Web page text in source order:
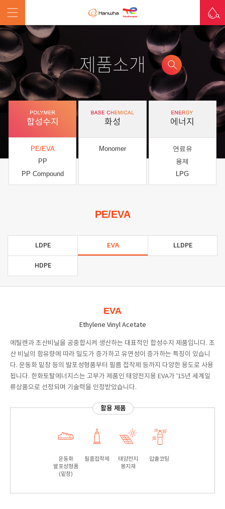
제품소개
합성수지
PE/EVA
PP
PP Compound
화성
Monomer
에너지
연료유
용제
LPG
PE/EVA
LDPE EVA LLDPE
HDPE
EVA
Ethylene Vinyl Acetate
에틸렌과 초산비닐을 공중합시켜 생산하는 대표적인 합성수지 제품입니다. 초
산 비닐의 함유량에 따라 밀도가 증가하고 유연성이 증가하는 특징이 있습니
다. 운동화 밑창 등의 발포성형품부터 필름 접착제 등까지 다양한 용도로 사용
됩니다. 한화토탈에너지스는 고부가 제품인 태양전지용 EVA가 '15년 세계일
류상품으로 선정되며 기술력을 인정받았습니다.
활용 제품
운동화
발포성형품
(밑창)
필름접착제
태양전지
봉지재
압출코팅